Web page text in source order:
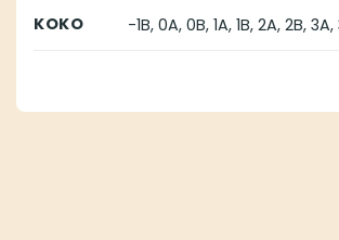
KOKO -1B, 0A, 0B, 1A, 1B, 2A, 2B, 3A,